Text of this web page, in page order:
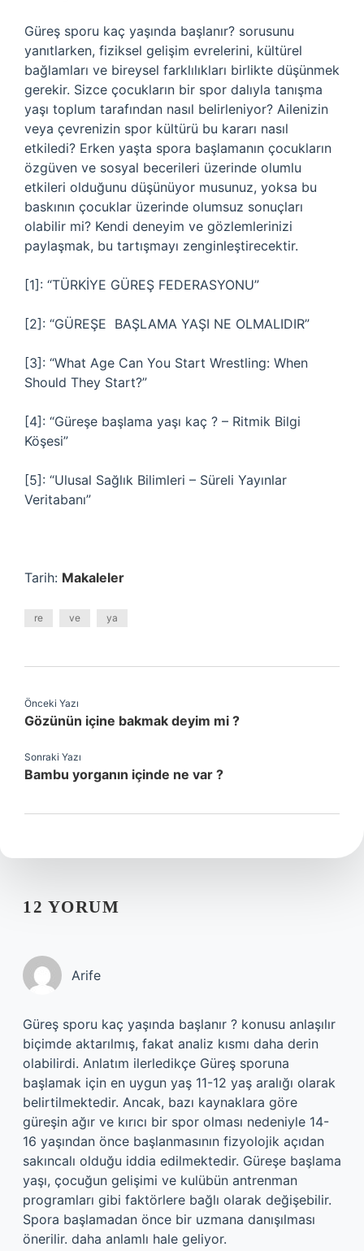
Güreş sporu kaç yaşında başlanır? sorusunu
yanıtlarken, fiziksel gelişim evrelerini, kültürel
bağlamları ve bireysel farklılıkları birlikte düşünmek
gerekir. Sizce çocukların bir spor dalıyla tanışma
yaşı toplum tarafından nasıl belirleniyor? Ailenizin
veya çevrenizin spor kültürü bu kararı nasıl
etkiledi? Erken yaşta spora başlamanın çocukların
özgüven ve sosyal becerileri üzerinde olumlu
etkileri olduğunu düşünüyor musunuz, yoksa bu
baskının çocuklar üzerinde olumsuz sonuçları
olabilir mi? Kendi deneyim ve gözlemlerinizi
paylaşmak, bu tartışmayı zenginleştirecektir.
[1]: “TÜRKİYE GÜREŞ FEDERASYONU”
[2]: “GÜREŞE BAŞLAMA YAŞI NE OLMALIDIR”
[3]: “What Age Can You Start Wrestling: When
Should They Start?”
[4]: “Güreşe başlama yaşı kaç ? – Ritmik Bilgi
Köşesi”
[5]: “Ulusal Sağlık Bilimleri – Süreli Yayınlar
Veritabanı”
Tarih: Makaleler
re ve ya
Önceki Yazı
Gözünün içine bakmak deyim mi ?
Sonraki Yazı
Bambu yorganın içinde ne var ?
12 YORUM
Arife
Güreş sporu kaç yaşında başlanır ? konusu anlaşılır
biçimde aktarılmış, fakat analiz kısmı daha derin
olabilirdi. Anlatım ilerledikçe Güreş sporuna
başlamak için en uygun yaş 11-12 yaş aralığı olarak
belirtilmektedir. Ancak, bazı kaynaklara göre
güreşin ağır ve kırıcı bir spor olması nedeniyle 14-
16 yaşından önce başlanmasının fizyolojik açıdan
sakıncalı olduğu iddia edilmektedir. Güreşe başlama
yaşı, çocuğun gelişimi ve kulübün antrenman
programları gibi faktörlere bağlı olarak değişebilir.
Spora başlamadan önce bir uzmana danışılması
önerilir. daha anlamlı hale geliyor.